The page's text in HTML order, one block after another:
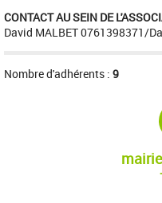
CONTACT AU SEIN DE
David MALBET 0761398371/
Nombre d'adhérents : 9